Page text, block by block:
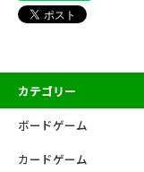
カテゴリー
ボードゲーム
カードゲーム